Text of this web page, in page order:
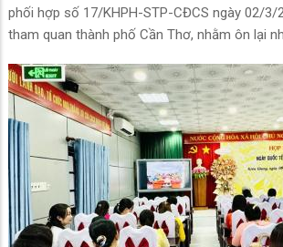
phối hợp số 17/KHPH-STP-CĐCS ngày 02/3/
tham quan thành phố Cần Thơ, nhằm ôn lại
hỏi lẫn nhau.